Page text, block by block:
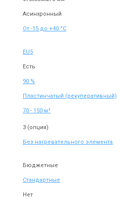
Асинхронный
От -15 до +40 °С
EU5
Есть
90 %
Пластинчатый (рекуперативный)
70 - 150 м²
3 (опция)
Без нагревательного элемента
Бюджетные
Стандартные
Нет